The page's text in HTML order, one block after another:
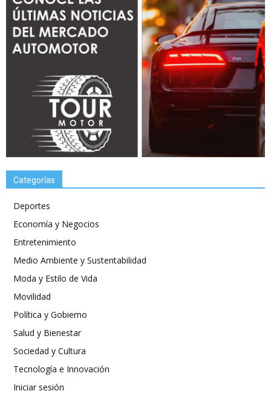
Categorías
Deportes
Economía y Negocios
Entretenimiento
Medio Ambiente y Sustentabilidad
Moda y Estilo de Vida
Movilidad
Política y Gobierno
Salud y Bienestar
Sociedad y Cultura
Tecnología e Innovación
Iniciar sesión